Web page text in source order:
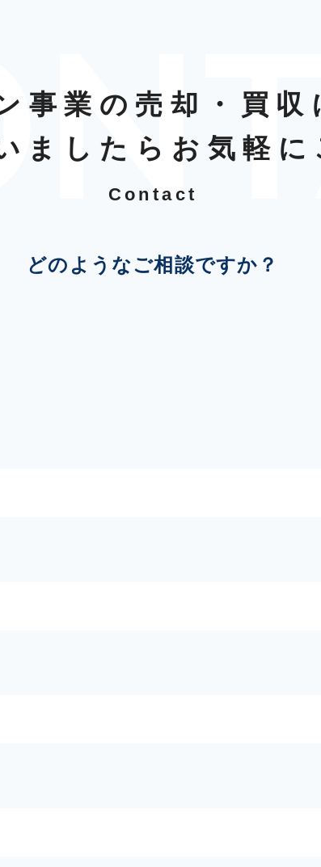
事業の売却・買収
ましたらお気軽に
Contact
どのようなご相談ですか？